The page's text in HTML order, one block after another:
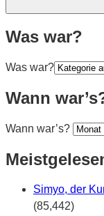
Was war?
Was war?
Wann
Wann war’s?
Simyo, der
(85,442)